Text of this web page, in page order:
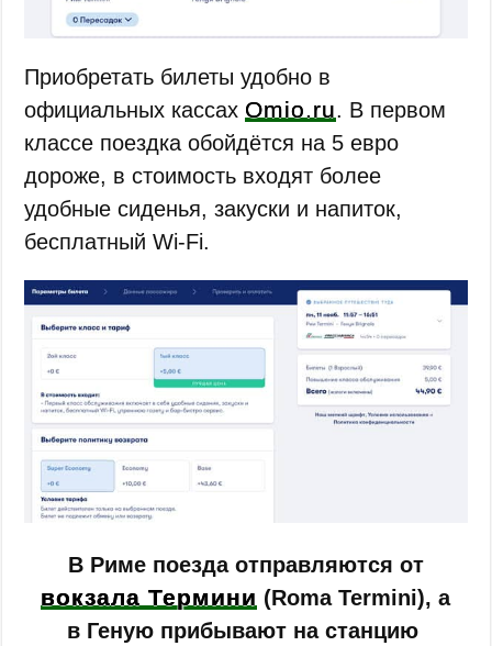
Приобретать билеты удобно в
официальных кассах Omio.ru. В первом
классе поездка обойдётся на 5 евро
дороже, в стоимость входят более
удобные сиденья, закуски и напиток,
бесплатный Wi-Fi.
В Риме поезда отправляются от
вокзала Термини (Roma Termini), а
в Геную прибывают на станцию